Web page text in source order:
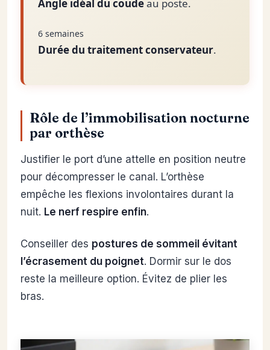
Angle idéal du coudeau poste.
6 semaines
Durée du traitement conservateur.
Rôle de l’immobilisation nocturne
par orthèse
Justifier le port d’une attelle en position neutre
pour décompresser le canal. L’orthèse
empêche les flexions involontaires durant la
nuit. Le nerf respire enfin.
Conseiller des postures de sommeil évitant
l’écrasement du poignet. Dormir sur le dos
reste la meilleure option. Évitez de plier les
bras.